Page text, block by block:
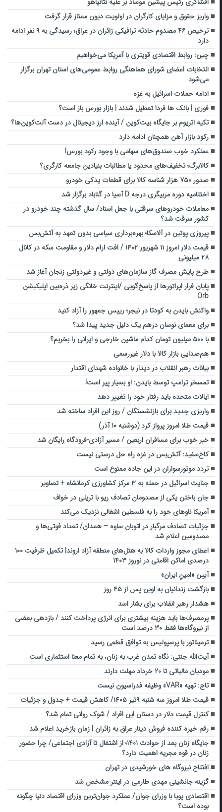
واریز حقوق و مزایای کارگران در اولویت دیون ممتاز قرار گرفت
ترخیص ۴۶ مصدوم حادثه ترافیکی زائران در عراق؛ رسیدگی به ۹ نفر ادامه
دارد
چین: روابط اقتصادی قویتری با آمریکا می‌خواهیم
انتخابات اعضای شورای هماهنگی روابط عمومی‌های استان تهران برگزار
می‌شود
ادامه حملات اسرائیل به غزه
فوری | بانک ها فردا تعطیل شدند | بازار بورس باز است؟
تکیه اتریوم بر جایگاه بیت‌کوین / آینده ارز دیجیتال در دست آلت‌کوین‌ها؟
رکود بازار آهن همچنان ادامه دارد
عملکرد خوب صندوق‌های سهامی با وجود رکود بورس!
کالابرگ؛ تخفیف‌های محدود یا مطالبات بنیادین جامعه کارگری؟
صدور ۷۵۰ هزار شناسه کالا برای قطعات یدکی خودرو
اختتامیه دوره مربیگری درجه D آسیا در گناباد برگزار شد
معاملات خودروهای سرقتی با جعل اسناد/ سال گذشته چند خودرو در
کشور سرقت شد؟
پیروزی پوتین در آلاسکا؛ بهره‌برداری سیاسی بدون تعهد به آتش‌بس
قیمت دلار امروز ۱۱ شهریور ۱۴۰۲ / افت ارام دلار و مقاومت سکه در کانال
۲۸ میلیونی
طرح پایش مصرف گاز سازمان‌های دولتی و غیردولتی زنجان آغاز شد
پایان فرار اپراتورها از پاسخ‌گویی /اینترنت خانگی زیر ذره‌بین اپلیکیشن
Orb
واکنش بایدن به کودتا در نیجر؛ رییس جمهور را آزاد کنید
برای معمای نوسان درهم یک دلیل جدید پیدا شد؟
با ۵۰۰ میلیون تومان کدام ماشین خارجی و ایرانی را بخریم؟
هم‌صدایی بازار کالا با دلار غیررسمی
بیانات رهبر انقلاب در دیدار با خانواده شهدای اقتدار
تمسخر ترامپ توسط بایدن: او بسیار پیر است!
ایالات متحده باید رفتار خود را تغییر دهد
واریزی جدید برای بازنشستگان / روز این افراد ساخته شد
قیمت طلا امروز پرواز کرد (دوشنبه ۱۰ آذر)
خبر خوب برای مسافران اربعین / مسیر آزادی-فرودگاه رایگان شد
کاخ‌سفید: آتش‌بس در غزه راه حل درستی نیست
تردد موتورسواران در این جاده ممنوع است
جنایت اسرائیل در حمله به ۳ مرکز کشاورزی کرمانشاه + تصاویر
جان باختن یکی از مصدومان تصادف ریو با تریلی در خواف
آمریکا ناوهای خود را به فلسطین اشغالی نزدیک می‌کند
جزئیات تصادف مرگبار در اتوبان ساوه – همدان/ تعداد فوتی‌ها و
مصدومین اعلام شد
اعطای مجوز واردات کالا به هتل‌های منطقه آزاد اروند| تکمیل ظرفیت ۱۰۰
درصدی اماکن اقامتی در نوروز ۱۴۰۳
آیین «امینِ ایران»
بازگشت زندانیان به اوین پس از ۴۵ روز
هشدار رهبر انقلاب برای بشار اسد
پرمصرف‌ها باید هزینه بیشتری برای انرژی پرداخت کنند / بازدهی بعضی
از نیروگاه‌ها فقط ۳۰ درصد است
ترمیناتور با پرسپولیس به توافق قطعی رسید
آیت‌الله جنتی: نگاه تمدن غرب به زنان، به تمام معنا استثماری است
مودیان مالیاتی تا ۲۰ خرداد مهلت دارند
تاج: تهیه «VAR» وظیفه فدراسیون نیست
قیمت طلا امروز سه شنبه ۹تیر ۱۴۰۵/ کاهش قیمت + جدول و جزئیات
کنترل قیمت دلار در دستان این افراد / شوک روانی تمام شد؟
رقم خیره کننده فروش دینار عراق به زائران | زمان بازخرید اعلام شد
جایگاه زنان بعد از حوادث ۱۴۰۱؛ از اشتغال تا آزادی اجتماعی/ چرا حضور
زنان در قوه مجریه اهمیت دارد؟
افتتاح نیروگاه های خورشیدی در تهران
گزینه جانشینی مهدی طارمی در اینتر مشخص شد
اقتصادی پویا با وزرای جوان/ عملکرد جوان‌ترین وزرای اقتصاد دنیا چگونه
بوده است؟